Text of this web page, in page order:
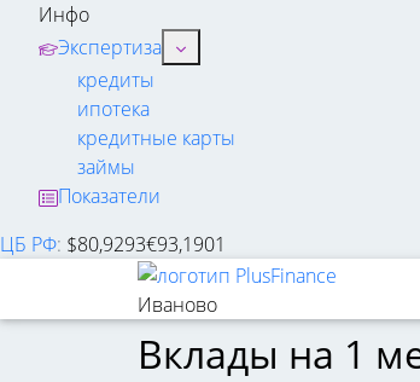
Инфо
Экспертиза
кредиты
ипотека
кредитные карты
займы
Показатели
ЦБ РФ: $80,9293€93,1901
Иваново
Вклады на 1